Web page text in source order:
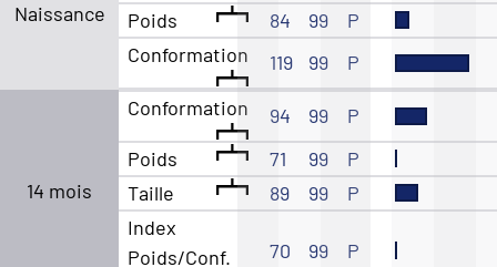
Naissance Poids 84 99
P
Conformation
119 99 P
14 mois
Conformation 94 99
P
Poids
71 99
P
Taille
89 99
P
Index
Poids/Conf.
70 99 P